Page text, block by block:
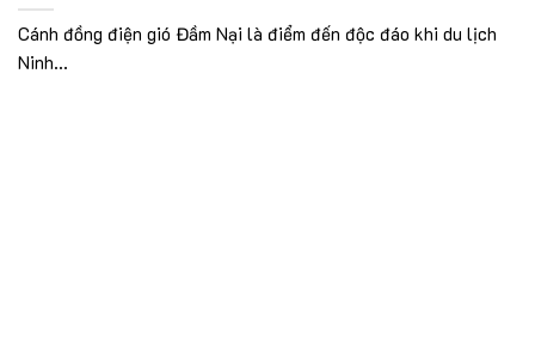
Cánh đồng điện gió Đầm Nại là điểm đến độc đáo khi du lịch
Ninh...